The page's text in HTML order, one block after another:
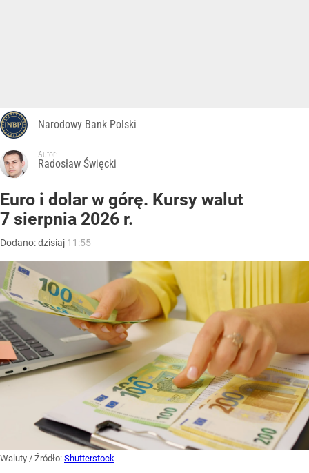
Narodowy Bank Polski
Autor:
Radosław Święcki
Euro i dolar w górę. Kursy walut
7 sierpnia 2026 r.
Dodano:dzisiaj 11:55
Waluty / Źródło: Shutterstock